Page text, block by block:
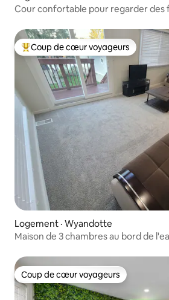
Cour confortable pour regarder des
Coup de cœur voyageurs parmi les
Coup de cœur voyageurs
Logement · Wyandotte
Maison de 3 chambres au bord de
Coup de cœur voyageurs
Coup de cœur voyageurs